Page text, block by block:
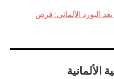
البورد الألماني: فرص